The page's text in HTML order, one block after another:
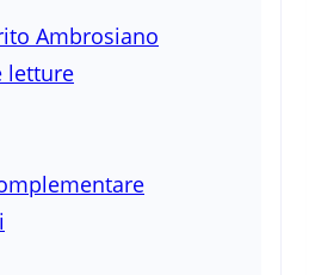
Ambrosiano
letture